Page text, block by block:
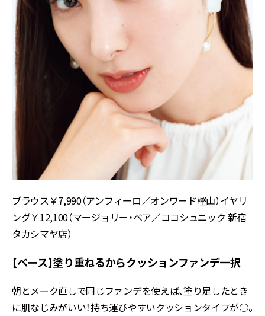
ブラウス￥7,990（アンフィーロ／オンワード樫山）イヤリ
ング￥12,100（マージョリー・ベア／ココシュニック 新宿
タカシマヤ店）
【ベース】塗り重ねるからクッションファンデ一択
朝とメーク直しで同じファンデを使えば、塗り足したとき
に肌なじみがいい！持ち運びやすいクッションタイプが○。